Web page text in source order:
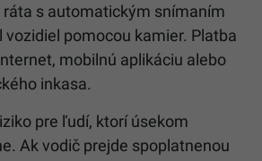
s automatickým snímaním
vozidiel pomocou kamier. Platba
mobilnú aplikáciu alebo
inkasa.
pre ľudí, ktorí úsekom
Ak vodič prejde spoplatnenou